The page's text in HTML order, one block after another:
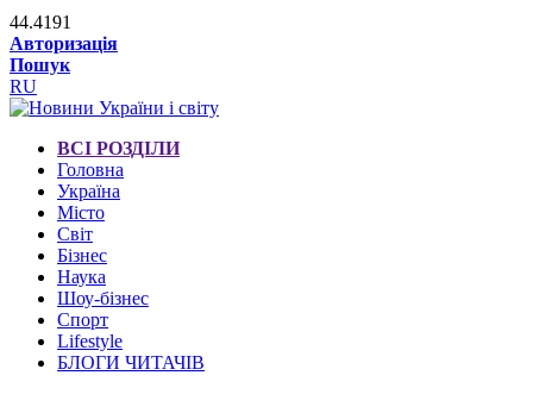
44.4191
Авторизація
Пошук
RU
ВСІ РОЗДІЛИ
Головна
Україна
Місто
Світ
Бізнес
Наука
Шоу-бізнес
Спорт
Lifestyle
БЛОГИ ЧИТАЧІВ